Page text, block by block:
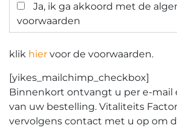
Ja, ik ga akkoord met de
voorwaarden
klik hier voor de voorwaarden.
[yikes_mailchimp_checkbox]
Binnenkort ontvangt u per e-mail
van uw bestelling. Vitaliteits
vervolgens contact met u op om